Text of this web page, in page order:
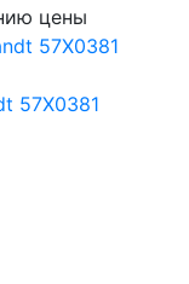
цены
57X0381